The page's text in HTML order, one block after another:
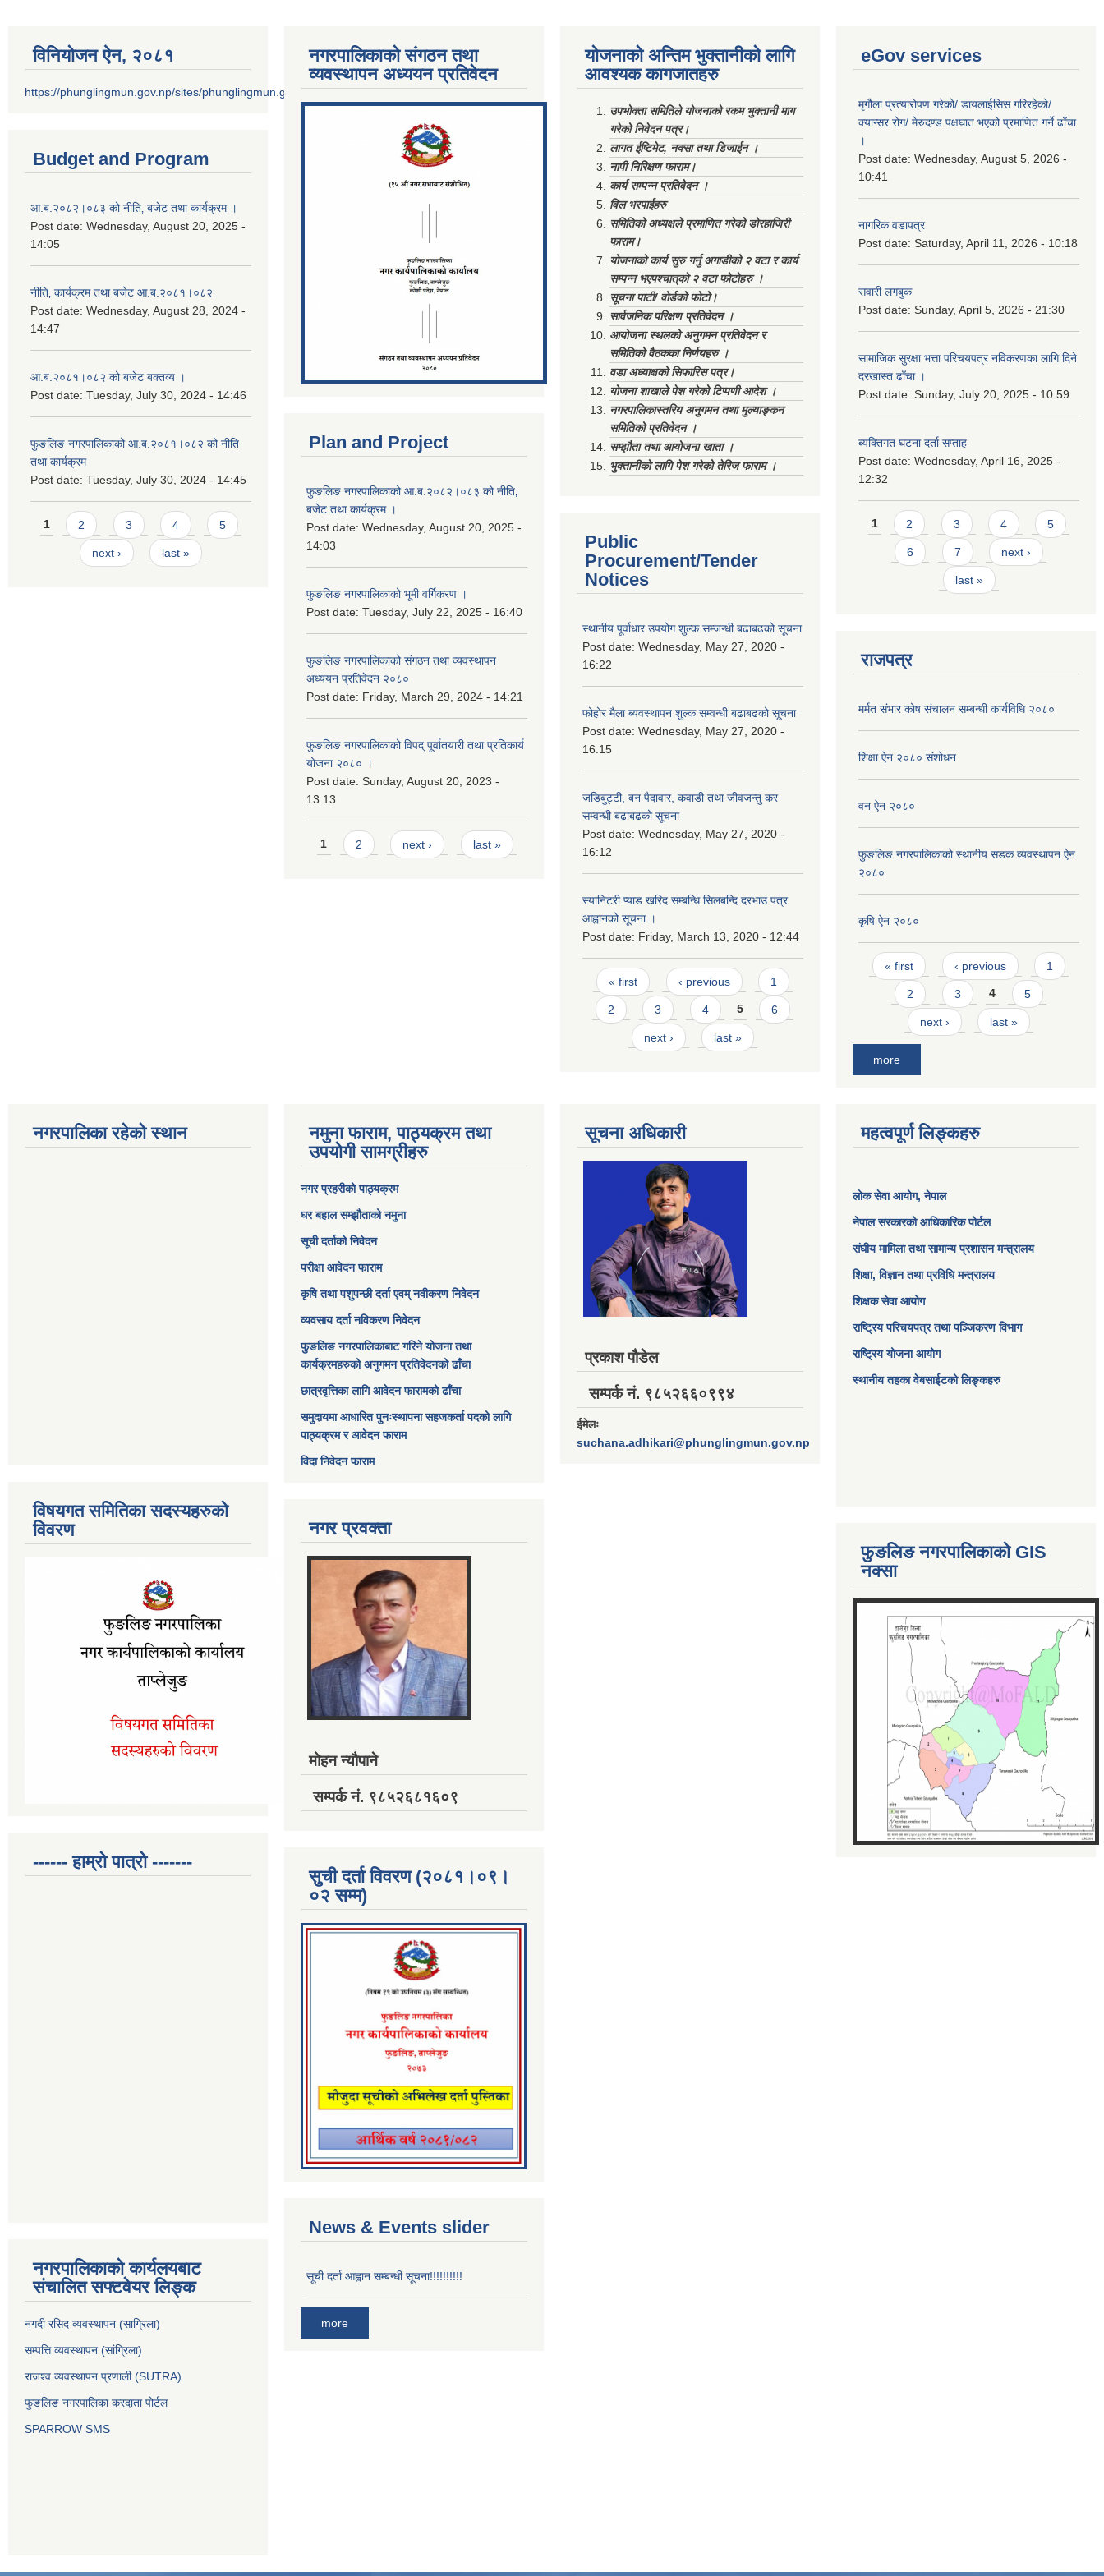
विनियोजन ऐन‚ २०८१
https://phunglingmun.gov.np/sites/phunglingmun.gov.np/files/documents/Al...
Budget and Program
आ.ब.२०८२।०८३ को नीति‚ बजेट तथा कार्यक्रम ।
Post date: Wednesday, August 20, 2025 -
14:05
नीति‚ कार्यक्रम तथा बजेट आ.ब.२०८१।०८२
Post date: Wednesday, August 28, 2024 -
14:47
आ.ब.२०८१।०८२ को बजेट बक्तव्य ।
Post date: Tuesday, July 30, 2024 - 14:46
फुङलिङ नगरपालिकाको आ.ब.२०८१।०८२ को नीति
तथा कार्यक्रम
Post date: Tuesday, July 30, 2024 - 14:45
Pages
1 2 3 4 5
next › last »
नगरपालिकाको संगठन तथा
व्यवस्थापन अध्ययन प्रतिवेदन
Plan and Project
फुङलिङ नगरपालिकाको आ.ब.२०८२।०८३ को नीति‚
बजेट तथा कार्यक्रम ।
Post date: Wednesday, August 20, 2025 -
14:03
फुङलिङ नगरपालिकाको भूमी वर्गिकरण ।
Post date: Tuesday, July 22, 2025 - 16:40
फुङलिङ नगरपालिकाको संगठन तथा व्यवस्थापन
अध्ययन प्रतिवेदन २०८०
Post date: Friday, March 29, 2024 - 14:21
फुङलिङ नगरपालिकाको विपद् पूर्वातयारी तथा प्रतिकार्य
योजना २०८० ।
Post date: Sunday, August 20, 2023 -
13:13
Pages
1 2 next › last »
योजनाको अन्तिम भुक्तानीको लागि
आवश्यक कागजातहरु
उपभोक्ता समितिले योजनाको रकम भुक्तानी माग
गरेको निवेदन पत्र।
लागत ईष्टिमेट, नक्सा तथा डिजाईन ।
नापी निरिक्षण फाराम।
कार्य सम्पन्न प्रतिवेदन ।
विल भरपाईहरु
समितिको अध्यक्षले प्रमाणित गरेको डोरहाजिरी
फाराम।
योजनाको कार्य सुरु गर्नु अगाडीको २ वटा र कार्य
सम्पन्न भएपश्चात्‌को २ वटा फोटोहरु ।
सूचना पाटी/ वोर्डको फोटो।
सार्वजनिक परिक्षण प्रतिवेदन ।
आयोजना स्थलको अनुगमन प्रतिवेदन र
समितिको वैठकका निर्णयहरु ।
वडा अध्याक्षको सिफारिस पत्र।
योजना शाखाले पेश गरेको टिप्पणी आदेश ।
नगरपालिकास्तरिय अनुगमन तथा मुल्याङ्कन
समितिको प्रतिवेदन ।
सम्झौता तथा आयोजना खाता ।
भुक्तानीको लागि पेश गरेको तेरिज फाराम ।
Public
Procurement/Tender
Notices
स्थानीय पूर्वाधार उपयोग शुल्क सम्जन्धी बढाबढको सूचना
Post date: Wednesday, May 27, 2020 -
16:22
फोहोर मैला ब्यवस्थापन शुल्क सम्वन्धी बढाबढको सूचना
Post date: Wednesday, May 27, 2020 -
16:15
जडिबुट्टी, बन पैदावार, कवाडी तथा जीवजन्तु कर
सम्वन्धी बढाबढको सूचना
Post date: Wednesday, May 27, 2020 -
16:12
स्यानिटरी प्याड खरिद सम्बन्धि सिलबन्दि दरभाउ पत्र
आह्वानको सूचना ।
Post date: Friday, March 13, 2020 - 12:44
Pages
« first ‹ previous 1
2 3 4 5 6
next › last »
eGov services
मृगौला प्रत्यारोपण गरेको/ डायलाईसिस गरिरहेको/
क्यान्सर रोग/ मेरुदण्ड पक्षघात भएको प्रमाणित गर्ने ढाँचा
।
Post date: Wednesday, August 5, 2026 -
10:41
नागरिक वडापत्र
Post date: Saturday, April 11, 2026 - 10:18
सवारी लगबुक
Post date: Sunday, April 5, 2026 - 21:30
सामाजिक सुरक्षा भत्ता परिचयपत्र नविकरणका लागि दिने
दरखास्त ढाँचा ।
Post date: Sunday, July 20, 2025 - 10:59
ब्यक्तिगत घटना दर्ता सप्ताह
Post date: Wednesday, April 16, 2025 -
12:32
Pages
1 2 3 4 5
6 7 next ›
last »
राजपत्र
मर्मत संभार कोष संचालन सम्बन्धी कार्यविधि २०८०
शिक्षा ऐन २०८० संशोधन
वन ऐन २०८०
फुङलिङ नगरपालिकाको स्थानीय सडक व्यवस्थापन ऐन
२०८०
कृषि ऐन २०८०
Pages
« first ‹ previous 1
2 3 4 5
next › last »
more
नगरपालिका रहेको स्थान
विषयगत समितिका सदस्यहरुको
विवरण
------ हाम्रो पात्रो -------
नगरपालिकाको कार्यलयबाट
संचालित सफ्टवेयर लिङ्क
नगदी रसिद व्यवस्थापन (साग्रिला)
सम्पत्ति व्यवस्थापन (सांग्रिला)
राजश्व व्यवस्थापन प्रणाली (SUTRA)
फुङलिङ नगरपालिका करदाता पोर्टल
SPARROW SMS
नमुना फाराम, पाठ्यक्रम तथा
उपयोगी सामग्रीहरु
नगर प्रहरीको पाठ्यक्रम
घर बहाल सम्झौताको नमुना
सूची दर्ताको निवेदन
परीक्षा आवेदन फाराम
कृषि तथा पशुपन्छी दर्ता एवम् नवीकरण निवेदन
व्यवसाय दर्ता नविकरण निवेदन
फुङलिङ नगरपालिकाबाट गरिने योजना तथा
कार्यक्रमहरुको अनुगमन प्रतिवेदनको ढाँचा
छात्रवृत्तिका लागि आवेदन फारामको ढाँचा
समुदायमा आधारित पुनःस्थापना सहजकर्ता पदको लागि
पाठ्यक्रम र आवेदन फाराम
विदा निवेदन फाराम
नगर प्रवक्ता
मोहन न्यौपाने
सम्पर्क नं. ९८५२६८१६०९
सुची दर्ता विवरण (२०८१।०९।
०२ सम्म)
News & Events slider
सूची दर्ता आह्वान सम्बन्धी सूचना!!!!!!!!!!
more
सूचना अधिकारी
प्रकाश पौडेल
सम्पर्क नं. ९८५२६६०९९४
ईमेलः
suchana.adhikari@phunglingmun.gov.np
महत्वपूर्ण लिङ्कहरु
लोक सेवा आयोग, नेपाल
नेपाल सरकारको आधिकारिक पोर्टल
संघीय मामिला तथा सामान्य प्रशासन मन्त्रालय
शिक्षा, विज्ञान तथा प्रविधि मन्त्रालय
शिक्षक सेवा आयोग
राष्ट्रिय परिचयपत्र तथा पञ्जिकरण विभाग
राष्ट्रिय योजना आयोग
स्थानीय तहका वेबसाईटको लिङ्कहरु
फुङलिङ नगरपालिकाको GIS
नक्सा